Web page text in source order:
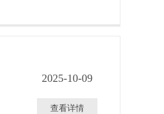
2025-10-09
查看详情